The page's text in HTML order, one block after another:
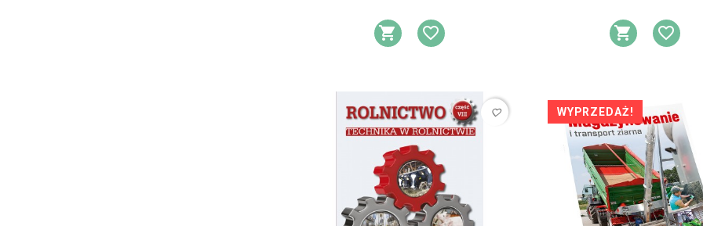
DODAJ DO KOSZYKA
DODAJ DO LISTY ŻYCZEŃ
DODAJ
favorite_border WYPRZEDAŻ!